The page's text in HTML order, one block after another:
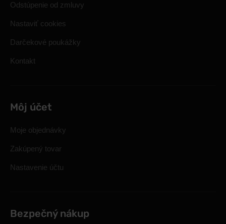
Odstúpenie od zmluvy
Nastaviť cookies
Darčekové poukážky
Kontakt
Môj účet
Moje objednávky
Zakúpený tovar
Nastavenie účtu
Bezpečný nákup